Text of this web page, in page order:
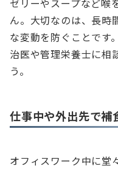
ゼリーやスープなど喉
ん。大切なのは、長時
な変動を防ぐことです
治医や管理栄養士に相
う。
仕事中や外出先で補
オフィスワーク中に堂